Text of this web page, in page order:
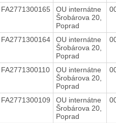
FA2771300165
OU internátne
Šrobárova 20,
Poprad
FA2771300164
OU internátne
Šrobárova 20,
Poprad
FA2771300110
OU internátne
Šrobárova 20,
Poprad
FA2771300109
OU internátne
Šrobárova 20,
Poprad